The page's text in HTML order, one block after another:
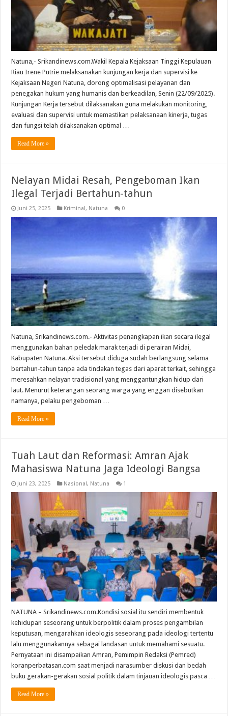
Natuna,- Srikandinews.com.Wakil Kepala Kejaksaan Tinggi Kepulauan
Riau Irene Putrie melaksanakan kunjungan kerja dan supervisi ke
Kejaksaan Negeri Natuna, dorong optimalisasi pelayanan dan
penegakan hukum yang humanis dan berkeadilan, Senin (22/09/2025).
Kunjungan Kerja tersebut dilaksanakan guna melakukan monitoring,
evaluasi dan supervisi untuk memastikan pelaksanaan kinerja, tugas
dan fungsi telah dilaksanakan optimal …
Read More »
Nelayan Midai Resah, Pengeboman Ikan
Ilegal Terjadi Bertahun-tahun
Juni 25, 2025 Kriminal, Natuna 0
Natuna, Srikandinews.com.- Aktivitas penangkapan ikan secara ilegal
menggunakan bahan peledak marak terjadi di perairan Midai,
Kabupaten Natuna. Aksi tersebut diduga sudah berlangsung selama
bertahun-tahun tanpa ada tindakan tegas dari aparat terkait, sehingga
meresahkan nelayan tradisional yang menggantungkan hidup dari
laut. Menurut keterangan seorang warga yang enggan disebutkan
namanya, pelaku pengeboman …
Read More »
Tuah Laut dan Reformasi: Amran Ajak
Mahasiswa Natuna Jaga Ideologi Bangsa
Juni 23, 2025 Nasional, Natuna 1
NATUNA – Srikandinews.com.Kondisi sosial itu sendiri membentuk
kehidupan seseorang untuk berpolitik dalam proses pengambilan
keputusan, mengarahkan ideologis seseorang pada ideologi tertentu
lalu menggunakannya sebagai landasan untuk memahami sesuatu.
Pernyataan ini disampaikan Amran, Pemimpin Redaksi (Pemred)
koranperbatasan.com saat menjadi narasumber diskusi dan bedah
buku gerakan-gerakan sosial politik dalam tinjauan ideologis pasca …
Read More »